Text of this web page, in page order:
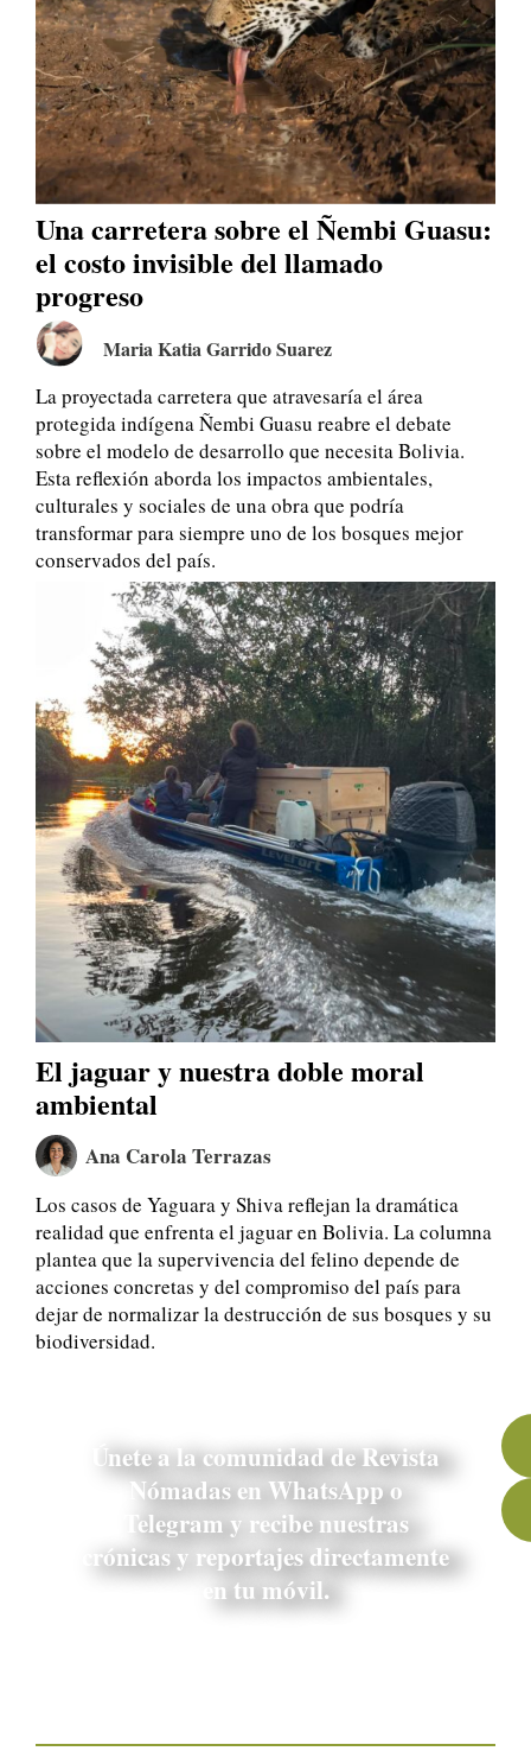
Una carretera sobre el Ñembi Guasu:
el costo invisible del llamado
progreso
Maria Katia Garrido Suarez
La proyectada carretera que atravesaría el área
protegida indígena Ñembi Guasu reabre el debate
sobre el modelo de desarrollo que necesita Bolivia.
Esta reflexión aborda los impactos ambientales,
culturales y sociales de una obra que podría
transformar para siempre uno de los bosques mejor
conservados del país.
El jaguar y nuestra doble moral
ambiental
Ana Carola Terrazas
Los casos de Yaguara y Shiva reflejan la dramática
realidad que enfrenta el jaguar en Bolivia. La columna
plantea que la supervivencia del felino depende de
acciones concretas y del compromiso del país para
dejar de normalizar la destrucción de sus bosques y su
biodiversidad.
Únete a la comunidad de Revista
Nómadas en WhatsApp o
Telegram y recibe nuestras
crónicas y reportajes directamente
en tu móvil.